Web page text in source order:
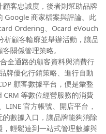
客忠誠度，後者則幫助品牌
Google 商家檔案與評論。此
Ordering、Ocard eVouch
析顧客輪廓並舉辦活動，讓品
關係管理策略。
合全通路的顧客資料與消費行
牌優化行銷策略、進行自動
顧客數據平台，便是彙整
等數位經營服務的消費
LINE 官方帳號、開店平台，
數據入口，讓品牌能夠消除
輕鬆達到一站式管理數據與